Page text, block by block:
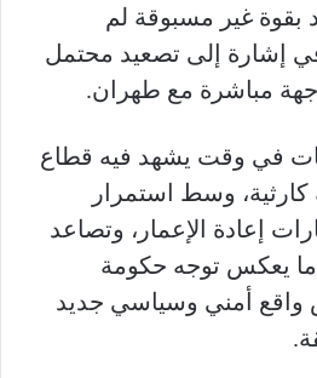
بقوة غير مسبوقة لم
إشارة إلى تصعيد محتمل
مباشرة مع طهران.
في وقت يشهد فيه قطاع
كارثية، وسط استمرار
إعادة الإعمار، وتصاعد
ما يعكس توجه حكومة
واقع أمني وسياسي جديد